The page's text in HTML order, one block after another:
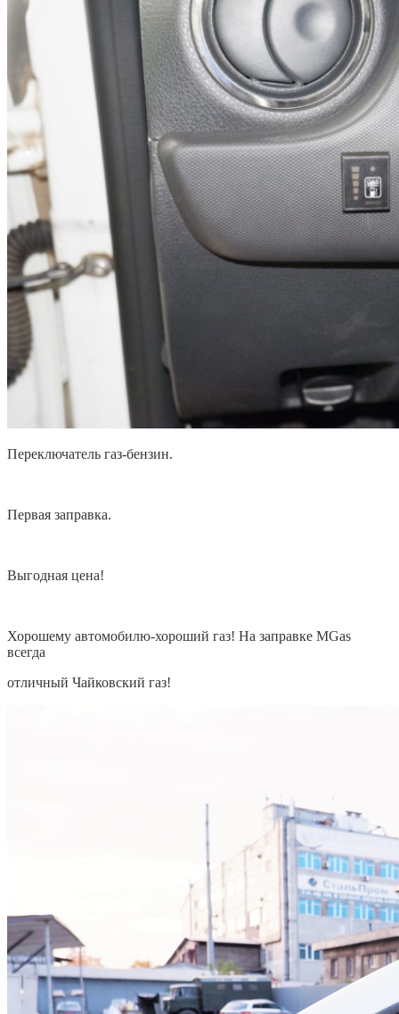
Переключатель газ-бензин.
Первая заправка.
Выгодная цена!
Хорошему автомобилю-хороший газ! На заправке MGas
всегда
отличный Чайковский газ!